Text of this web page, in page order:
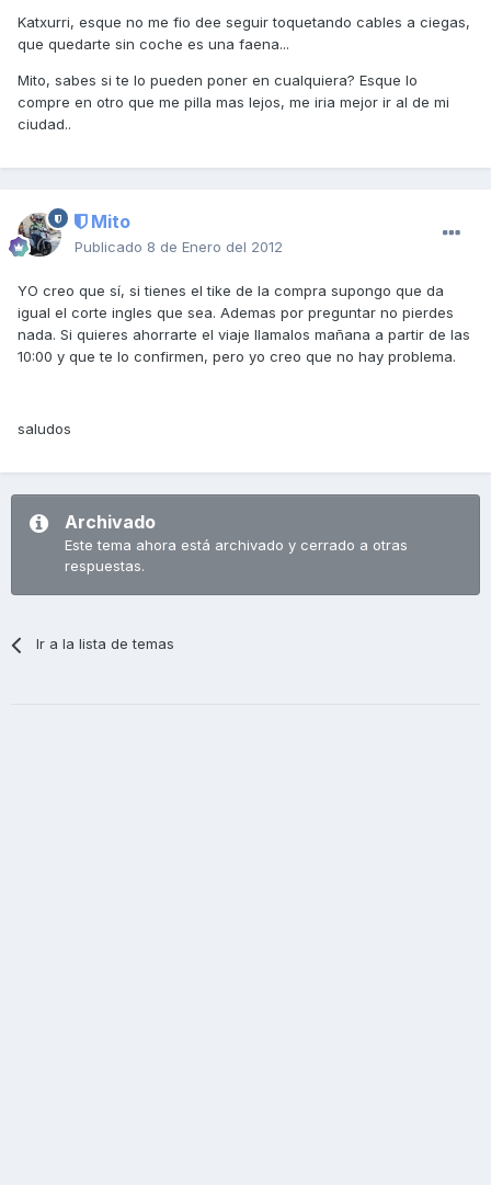
Katxurri, esque no me fio dee seguir toquetando cables a ciegas,
que quedarte sin coche es una faena...
Mito, sabes si te lo pueden poner en cualquiera? Esque lo
compre en otro que me pilla mas lejos, me iria mejor ir al de mi
ciudad..
Mito
Publicado 8 de Enero del 2012
YO creo que sí, si tienes el tike de la compra supongo que da
igual el corte ingles que sea. Ademas por preguntar no pierdes
nada. Si quieres ahorrarte el viaje llamalos mañana a partir de las
10:00 y que te lo confirmen, pero yo creo que no hay problema.
saludos
Archivado
Este tema ahora está archivado y cerrado a otras
respuestas.
Ir a la lista de temas